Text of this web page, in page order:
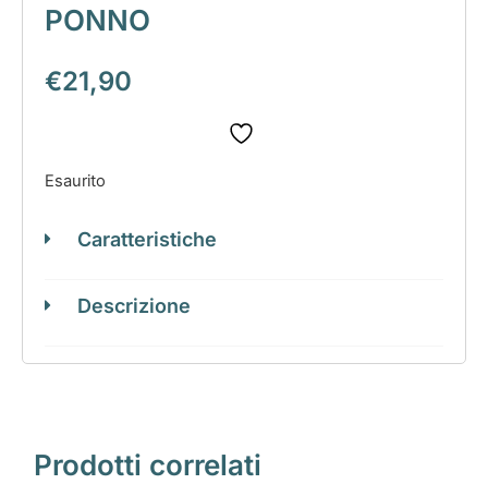
PONNO
€21,90
Esaurito
Caratteristiche
Descrizione
Prodotti correlati